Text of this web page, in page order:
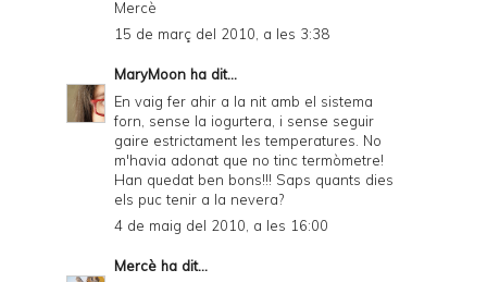
Mercè
15 de març del 2010, a les 3:38
MaryMoon ha dit...
En vaig fer ahir a la nit amb el sistema
forn, sense la iogurtera, i sense seguir
gaire estrictament les temperatures. No
m'havia adonat que no tinc termòmetre!
Han quedat ben bons!!! Saps quants dies
els puc tenir a la nevera?
4 de maig del 2010, a les 16:00
Mercè ha dit...